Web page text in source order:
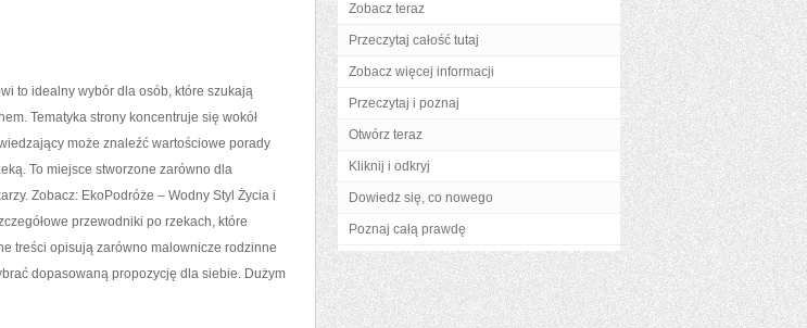
to idealny wybór dla osób, które szukają
Tematyka strony koncentruje się wokół
może znaleźć wartościowe porady
To miejsce stworzone zarówno dla
Zobacz: EkoPodróże – Wodny Styl Życia i
przewodniki po rzekach, które
treści opisują zarówno malownicze rodzinne
dopasowaną propozycję dla siebie. Dużym
Zobacz teraz
Przeczytaj całość tutaj
Zobacz więcej informacji
Przeczytaj i poznaj
Otwórz teraz
Kliknij i odkryj
Dowiedz się, co nowego
Poznaj całą prawdę